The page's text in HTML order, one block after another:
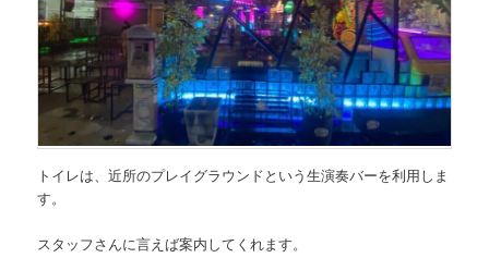
トイレは、近所のプレイグラウンドという生演奏バーを利用しま
す。
スタッフさんに言えば案内してくれます。